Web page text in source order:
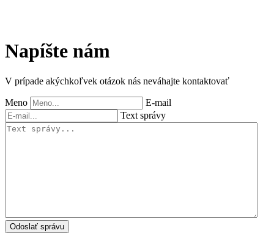
Napíšte nám
V prípade akýchkoľvek otázok nás neváhajte kontaktovať
Meno
E-mail
Text správy